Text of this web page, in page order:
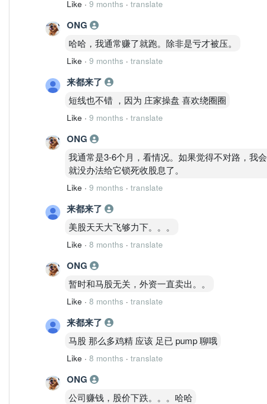
Like · 9 months · translate
ONG
哈哈，我通常赚了就跑。除非是亏才被压。
Like · 9 months · translate
来都来了
短线也不错 ，因为 庄家操盘 喜欢绕圈圈
Like · 9 months · translate
ONG
我通常是3-6个月，看情况。如果觉得不对路，我
就没办法给它锁死收股息了。
Like · 9 months · translate
来都来了
美股天天大飞够力下。。。
Like · 8 months · translate
ONG
暂时和马股无关，外资一直卖出。。
Like · 8 months · translate
来都来了
马股 那么多鸡精 应该 足已 pump 聊哦
Like · 8 months · translate
ONG
公司赚钱，股价下跌。。。哈哈